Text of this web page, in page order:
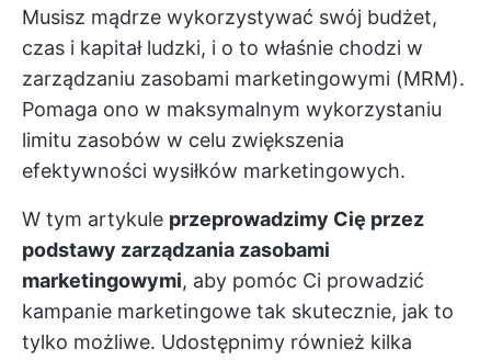
Musisz mądrze wykorzystywać swój budżet,
czas i kapitał ludzki, i o to właśnie chodzi w
zarządzaniu zasobami marketingowymi (MRM).
Pomaga ono w maksymalnym wykorzystaniu
limitu zasobów w celu zwiększenia
efektywności wysiłków marketingowych.
W tym artykule przeprowadzimy Cię przez
podstawy zarządzania zasobami
marketingowymi, aby pomóc Ci prowadzić
kampanie marketingowe tak skutecznie, jak to
tylko możliwe. Udostępnimy również kilka